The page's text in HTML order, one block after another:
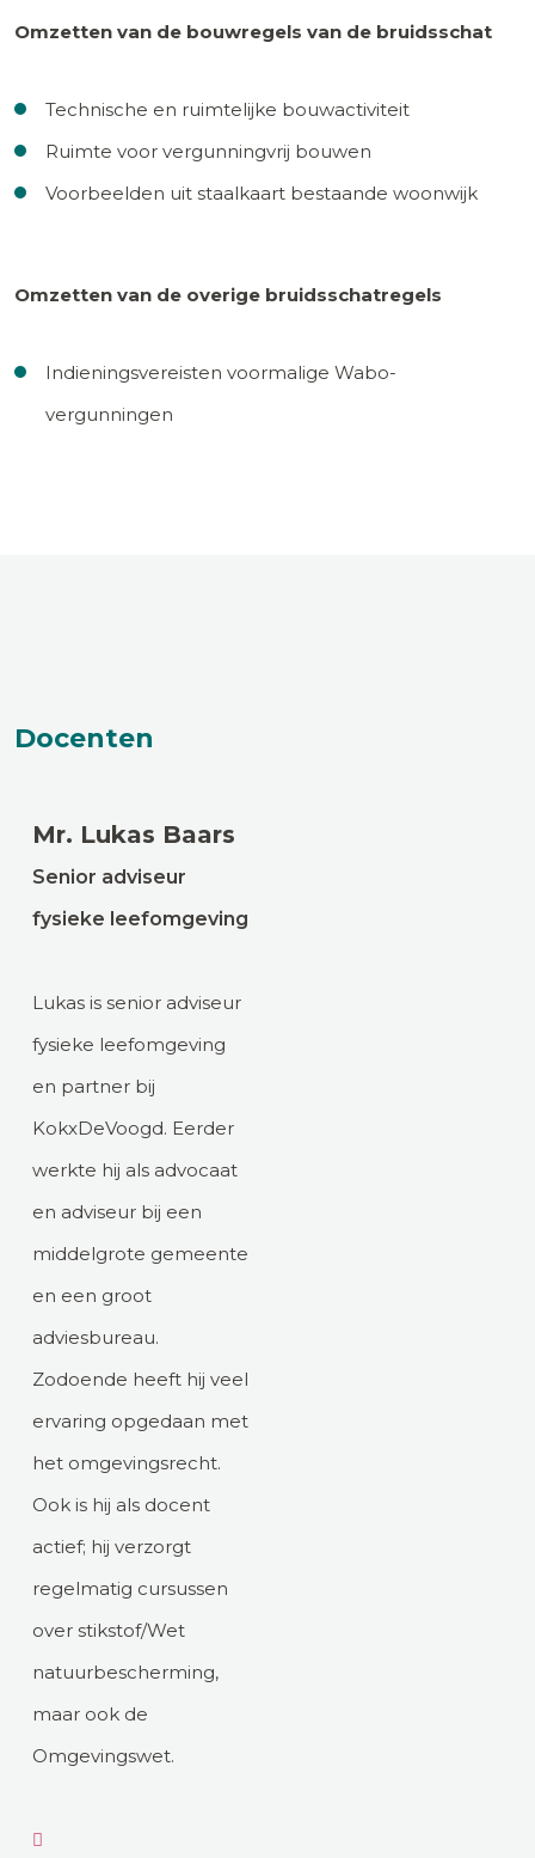
Omzetten van de bouwregels van de bruidsschat
Technische en ruimtelijke bouwactiviteit
Ruimte voor vergunningvrij bouwen
Voorbeelden uit staalkaart bestaande woonwijk
Omzetten van de overige bruidsschatregels
Indieningsvereisten voormalige Wabo-
vergunningen
Docenten
Mr. Lukas Baars
Senior adviseur
fysieke leefomgeving
Lukas is senior adviseur
fysieke leefomgeving
en partner bij
KokxDeVoogd. Eerder
werkte hij als advocaat
en adviseur bij een
middelgrote gemeente
en een groot
adviesbureau.
Zodoende heeft hij veel
ervaring opgedaan met
het omgevingsrecht.
Ook is hij als docent
actief; hij verzorgt
regelmatig cursussen
over stikstof/Wet
natuurbescherming,
maar ook de
Omgevingswet.